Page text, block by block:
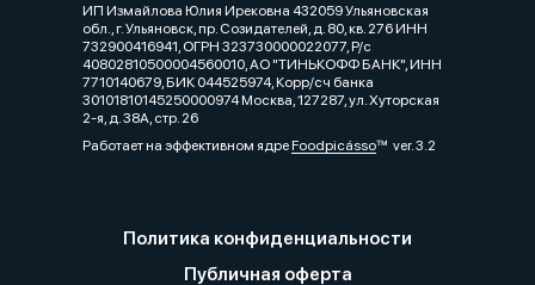
ИП Измайлова Юлия Ирековна 432059 Ульяновская
обл., г. Ульяновск, пр. Созидателей, д. 80, кв. 276 ИНН
732900416941, ОГРН 323730000022077, Р/с
40802810500004560010, АО "ТИНЬКОФФ БАНК", ИНН
7710140679, БИК 044525974, Корр/сч банка
30101810145250000974 Москва, 127287, ул. Хуторская
2-я, д. 38А, стр. 26
Работает на эффективном ядреFoodpicássover. 3.2
Политика конфиденциальности
Публичная оферта